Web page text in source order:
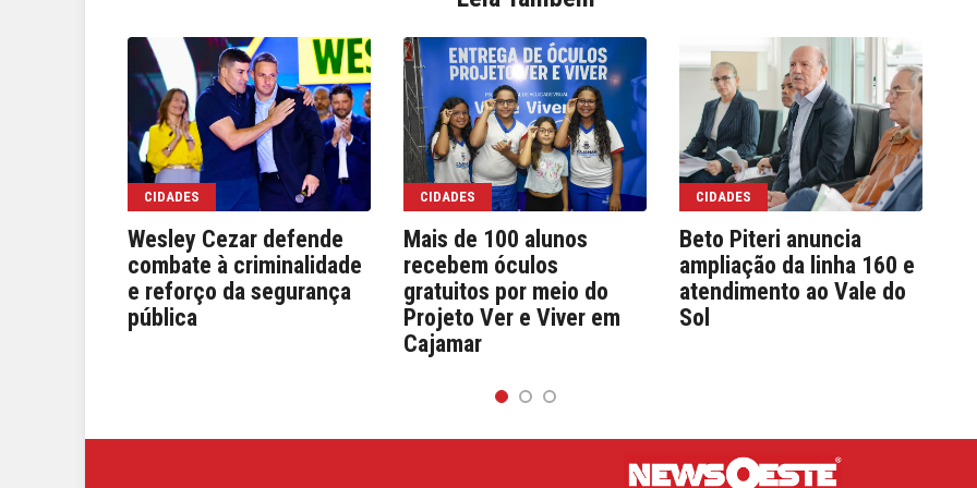
CIDADES
Wesley Cezar defende
combate à criminalidade
e reforço da segurança
pública
CIDADES
Mais de 100 alunos
recebem óculos
gratuitos por meio do
Projeto Ver e Viver em
Cajamar
CIDADES
Beto Piteri anuncia
ampliação da linha 160 e
atendimento ao Vale do
Sol